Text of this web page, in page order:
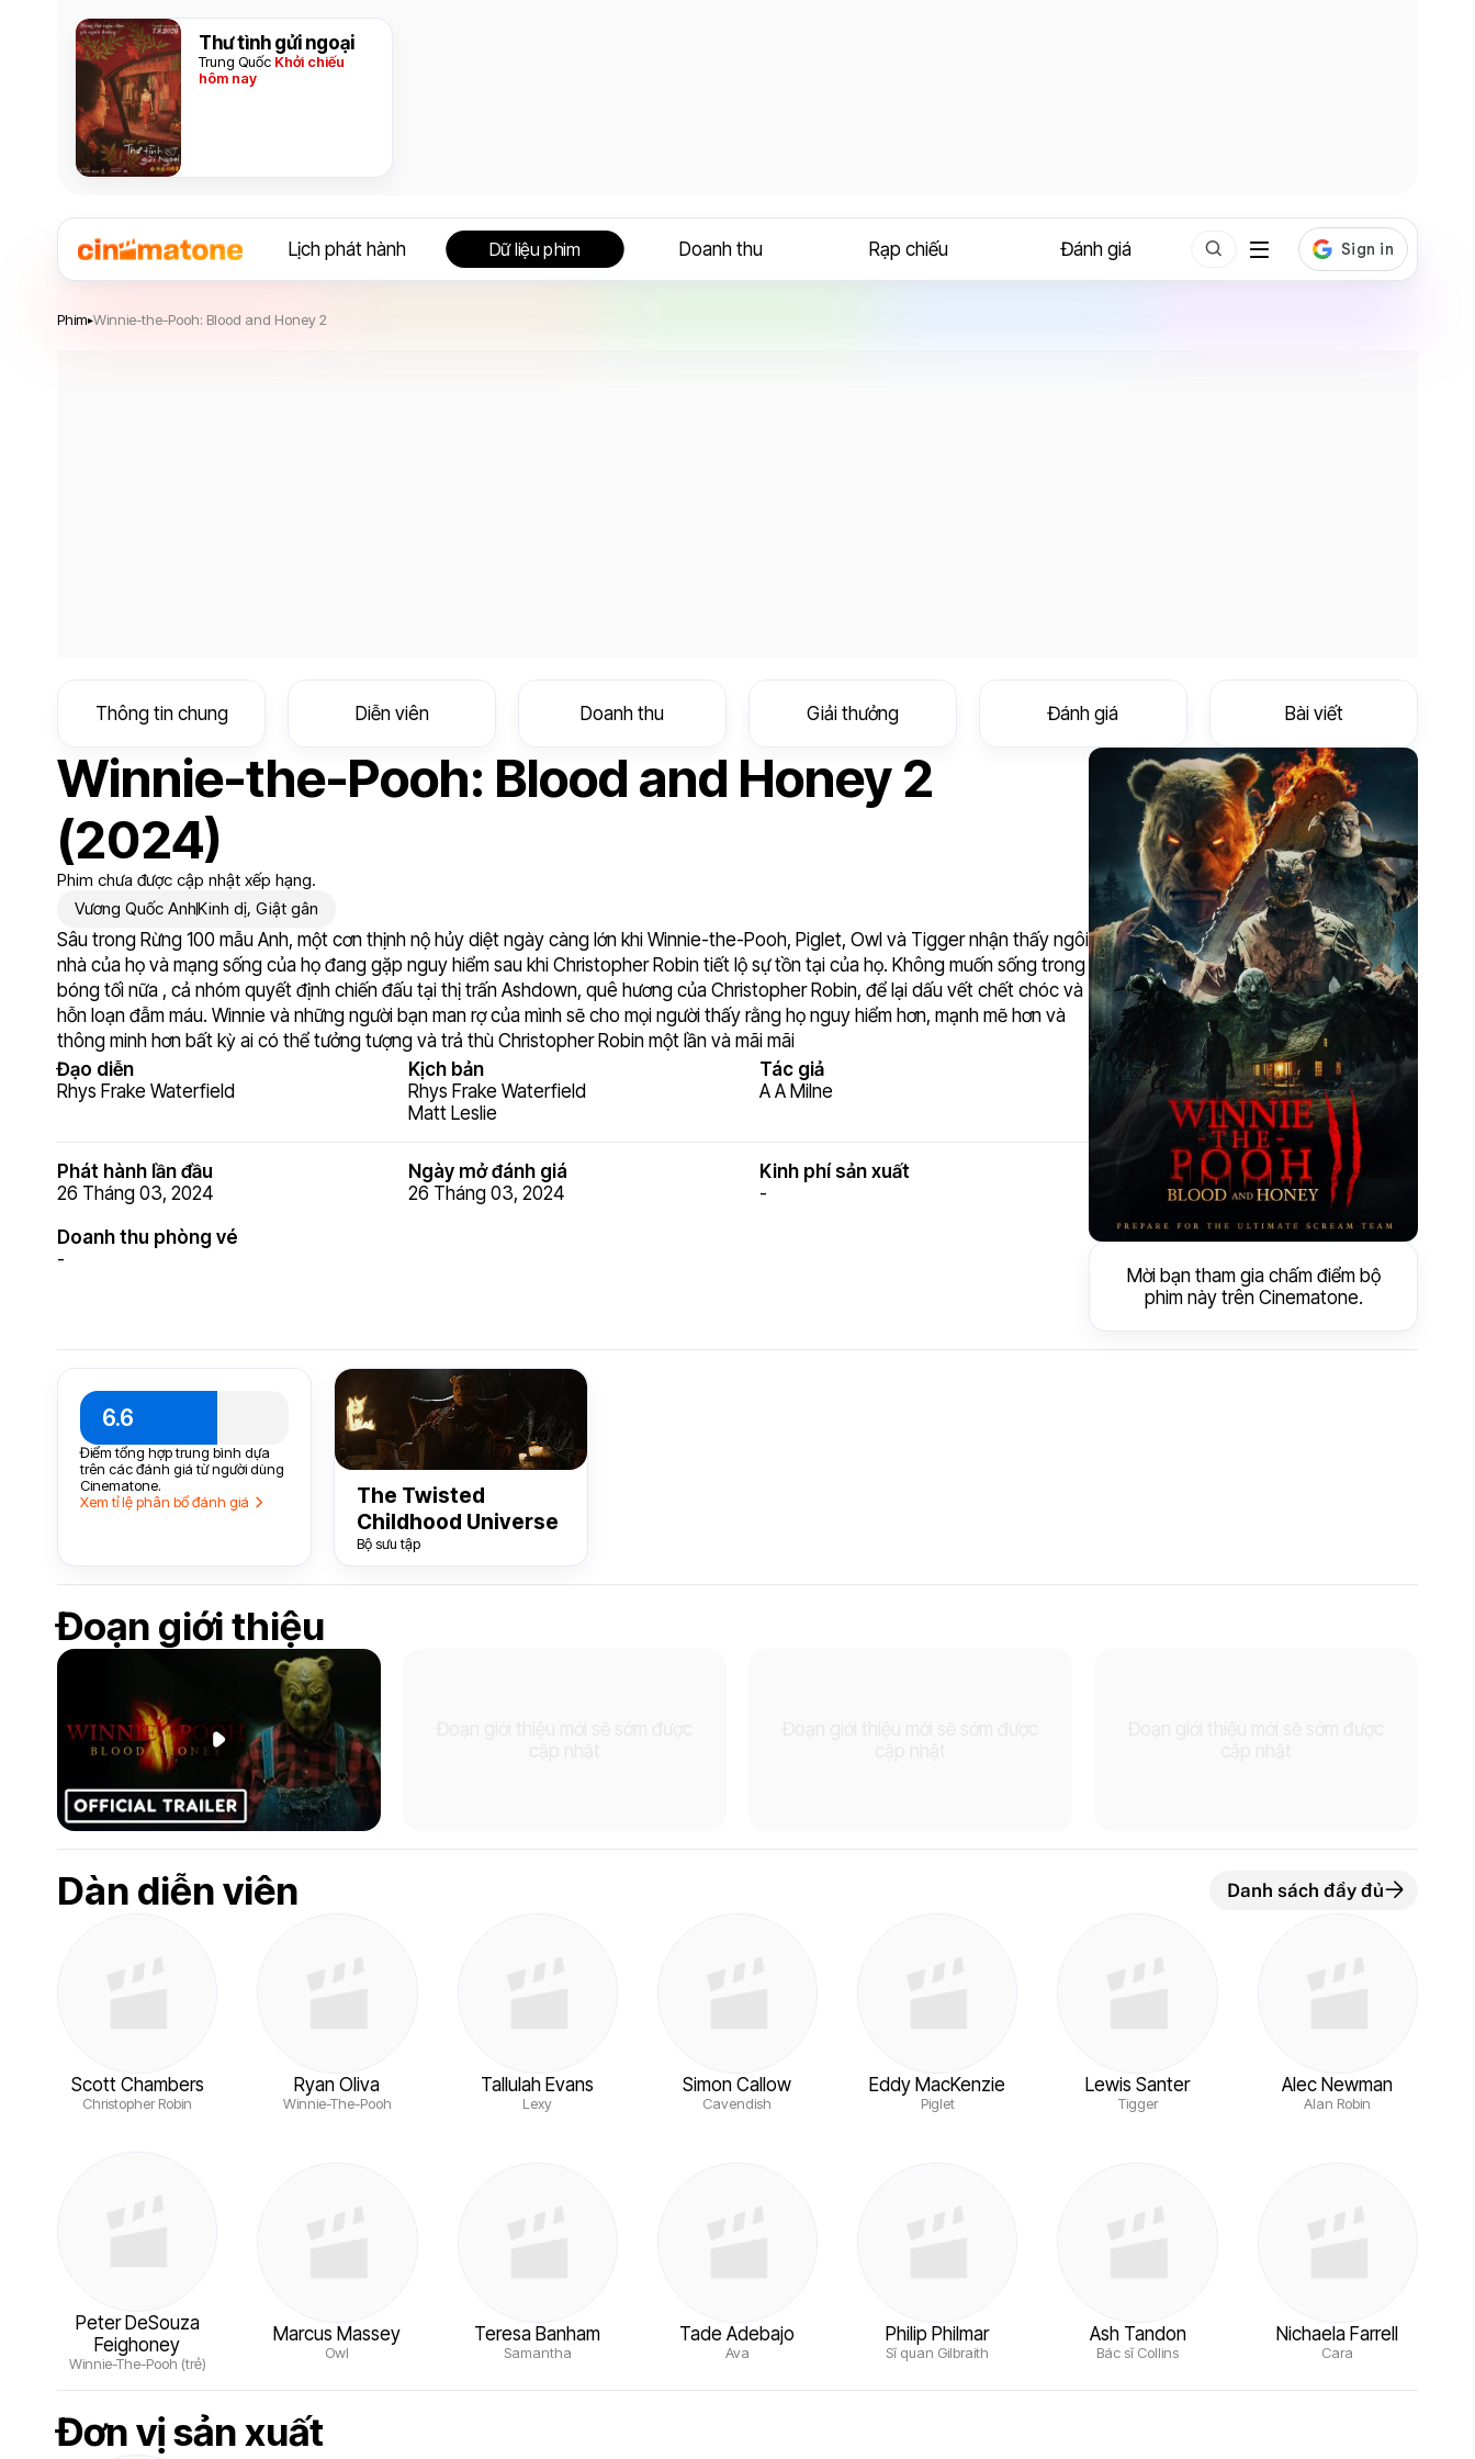
Thư tình gửi ngoại
Trung Quốc Khởi chiếu
hôm nay
Lịch phát hành Dữ liệu phim Doanh thu Rạp chiếu Đánh giá
Phim▸Winnie-the-Pooh: Blood and Honey 2
Thông tin chung Diễn viên Doanh thu Giải thưởng Đánh giá Bài viết
Winnie-the-Pooh: Blood and Honey 2
(2024)
Phim chưa được cập nhật xếp hạng.
Vương Quốc AnhKinh dị, Giật gân
Sâu trong Rừng 100 mẫu Anh, một cơn thịnh nộ hủy diệt ngày càng lớn khi Winnie-the-Pooh, Piglet, Owl và Tigger nhận thấy ngôi
nhà của họ và mạng sống của họ đang gặp nguy hiểm sau khi Christopher Robin tiết lộ sự tồn tại của họ. Không muốn sống trong
bóng tối nữa , cả nhóm quyết định chiến đấu tại thị trấn Ashdown, quê hương của Christopher Robin, để lại dấu vết chết chóc và
hỗn loạn đẫm máu. Winnie và những người bạn man rợ của mình sẽ cho mọi người thấy rằng họ nguy hiểm hơn, mạnh mẽ hơn và
thông minh hơn bất kỳ ai có thể tưởng tượng và trả thù Christopher Robin một lần và mãi mãi
Đạo diễn
Rhys Frake Waterfield
Kịch bản
Rhys Frake Waterfield
Matt Leslie
Tác giả
A A Milne
Phát hành lần đầu
26 Tháng 03, 2024
Ngày mở đánh giá
26 Tháng 03, 2024
Kinh phí sản xuất
-
Doanh thu phòng vé
-
Mời bạn tham gia chấm điểm bộ
phim này trên Cinematone.
6.6
Điểm tổng hợp trung bình dựa
trên các đánh giá từ người dùng
Cinematone.
Xem tỉ lệ phân bổ đánh giá
The Twisted
Childhood Universe
Bộ sưu tập
Đoạn giới thiệu
Phát đoạn giới thiệu
Dàn diễn viên Danh sách đầy đủ
Scott Chambers
Christopher Robin
Ryan Oliva
Winnie-The-Pooh
Tallulah Evans
Lexy
Simon Callow
Cavendish
Eddy MacKenzie
Piglet
Lewis Santer
Tigger
Alec Newman
Alan Robin
Peter DeSouza
Feighoney
Winnie-The-Pooh (trẻ)
Marcus Massey
Owl
Teresa Banham
Samantha
Tade Adebajo
Ava
Philip Philmar
Sĩ quan Gilbraith
Ash Tandon
Bác sĩ Collins
Nichaela Farrell
Cara
Đơn vị sản xuất